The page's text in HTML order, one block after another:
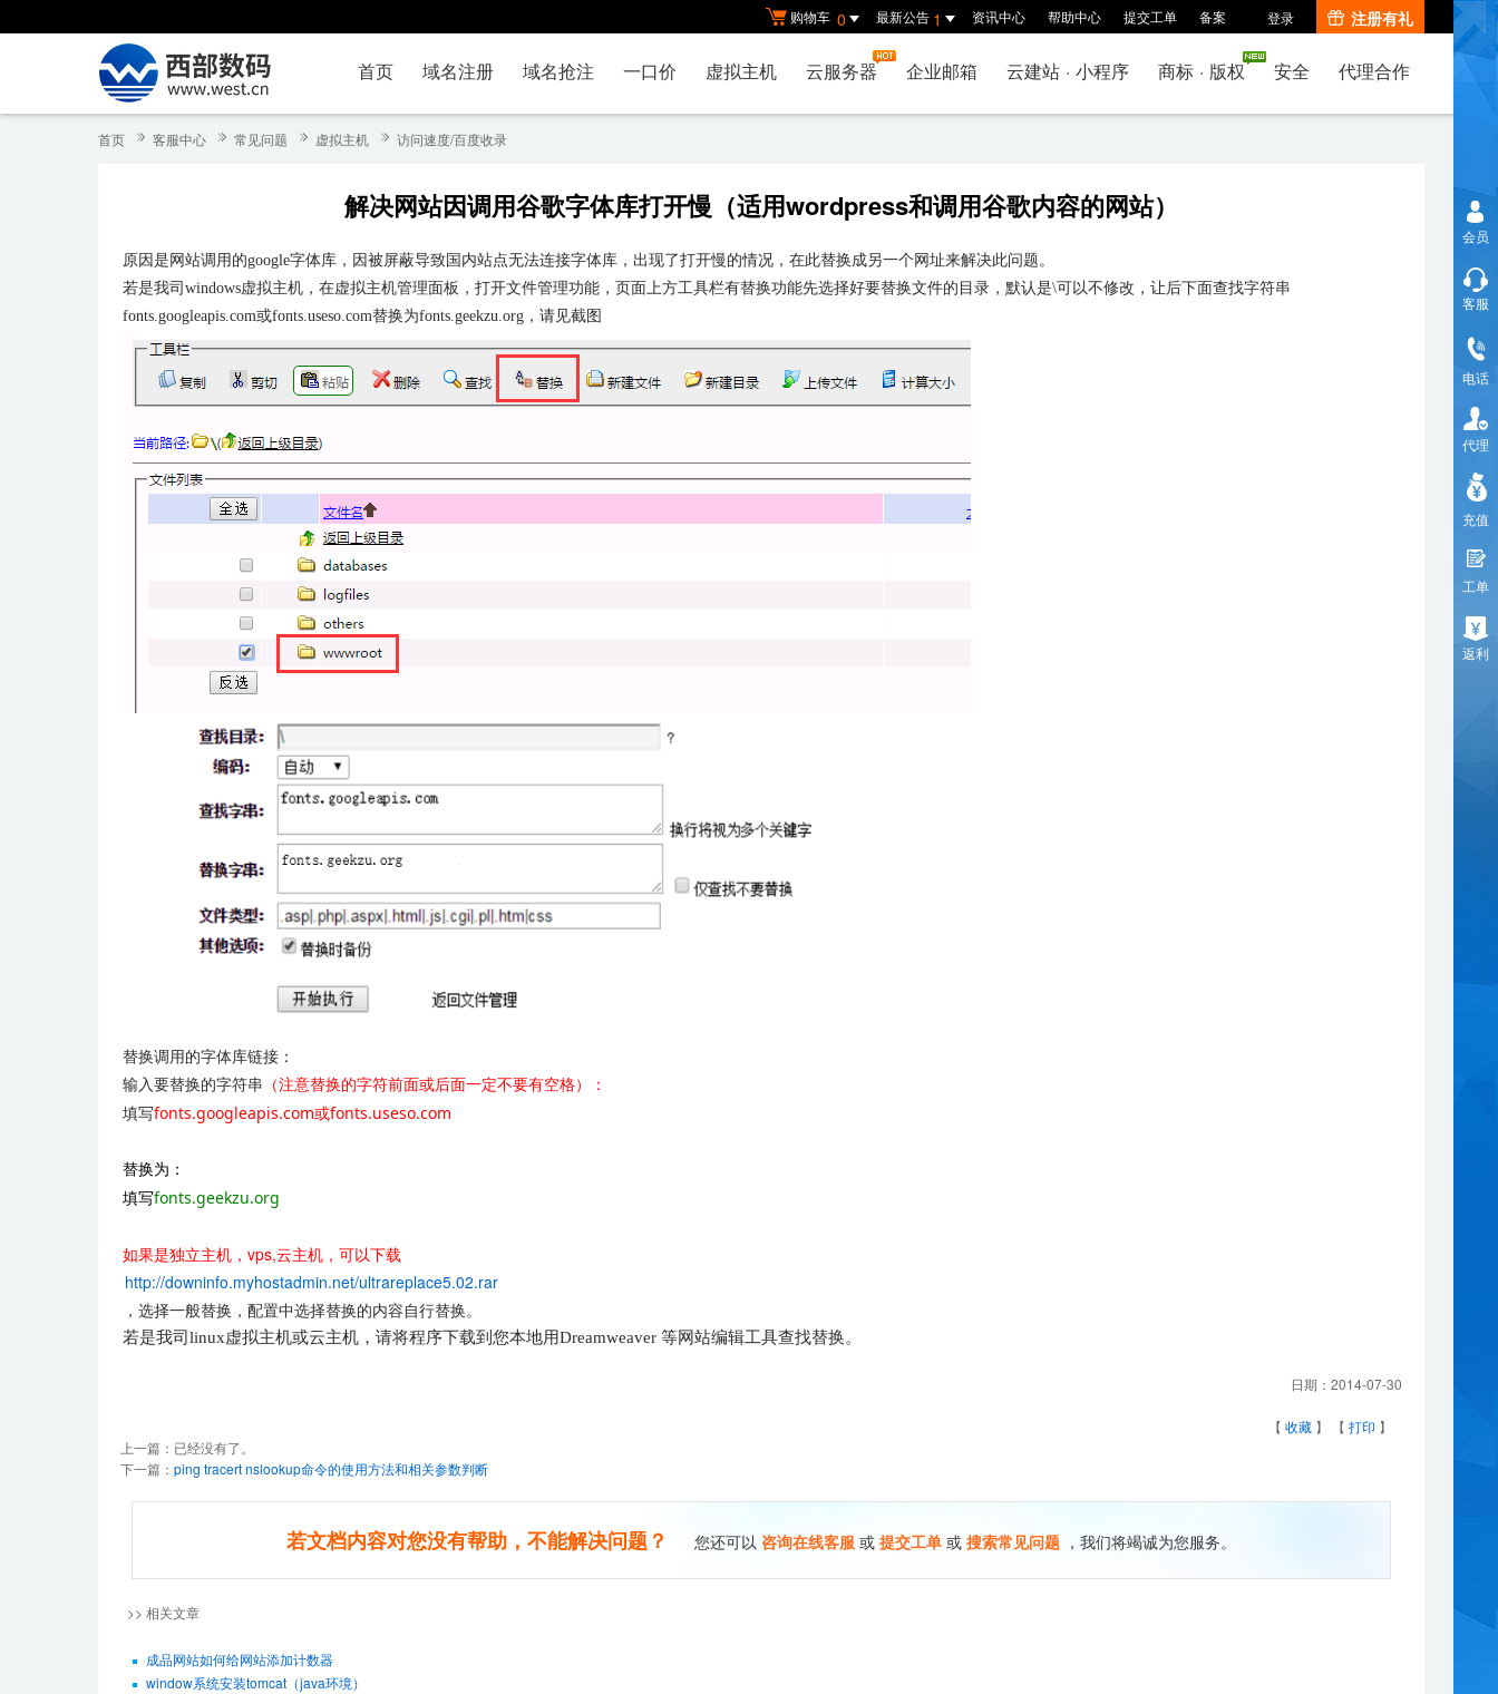
购物车 0 最新公告 1 资讯中心 帮助中心 提交工单 备案 登录 注册有礼
首页 域名注册 域名抢注 一口价 虚拟主机 云服务器 企业邮箱 云建站 · 小程序 商标 · 版权 安全 代理合作
首页 客服中心 常见问题 虚拟主机 访问速度/百度收录
解决网站因调用谷歌字体库打开慢（适用wordpress和调用谷歌内容的网站）
原因是网站调用的google字体库，因被屏蔽导致国内站点无法连接字体库，出现了打开慢的情况，在此替换成另一个网址来解决此问题。
若是我司 windows虚拟主机，在虚拟主机管理面板，打开文件管理功能，页面上方工具栏有替换功能先选择好要替换文件的目录，默认是\可以不修改，让后下面查找字符串
fonts.googleapis.com或fonts.useso.com替换为fonts.geekzu.org，请见截图
替换调用的字体库链接：
输入要替换的字符串 （注意替换的字符前面或后面一定不要有空格）：
填写fonts.googleapis.com或fonts.useso.com
替换为：
填写fonts.geekzu.org
如果是独立主机，vps,云主机，可以下载
http://downinfo.myhostadmin.net/ultrareplace5.02.rar
，选择一般替换，配置中选择替换的内容自行替换。
若是我司linux虚拟主机或云主机 ， 请将程序下载到您本地用Dreamweaver 等网站编辑工具查找替换。
日期： 2014-07-30
【 收藏 】 【 打印 】
上一篇：已经没有了。
下一篇： ping tracert nslookup命令的使用方法和相关参数判断
若文档内容对您没有帮助，不能解决问题？ 您还可以 咨询在线客服 或 提交工单 或 搜索常见问题 ，我们将竭诚为您服务。
>> 相关文章
成品网站如何给网站添加计数器
window系统安装tomcat（java环境）
会员
客服
电话
代理
充值
工单
返利